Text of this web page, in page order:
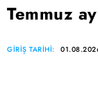
Temmuz
GİRİŞ TARİHİ: